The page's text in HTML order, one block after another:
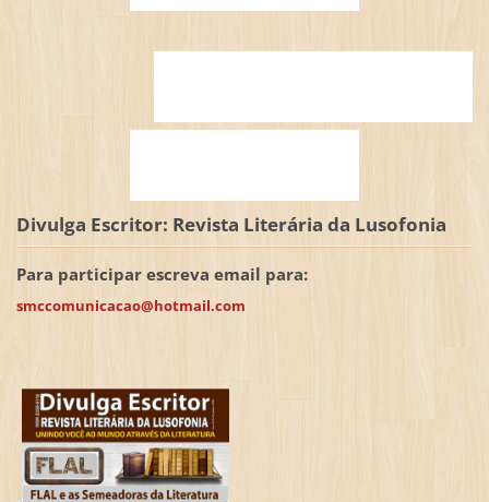
Divulga Escritor: Revista Literária da Lusofonia
Para participar escreva email para:
smccomunicacao@hotmail.com